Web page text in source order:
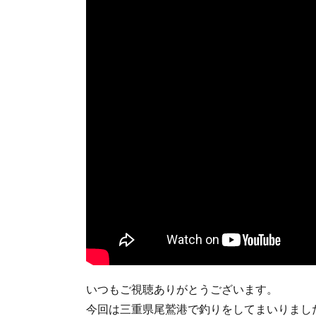
いつもご視聴ありがとうございます。
今回は三重県尾鷲港で釣りをしてまいりまし